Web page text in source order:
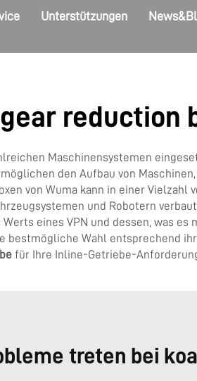
Unterstützungen
reduction
Maschinensystemen
den Aufbau von
von Wuma kann in einer Vielzahl
und Robotern
eines VPN und dessen, was
Wahl entsprechend
für Ihre Inline-Getriebe-
treten bei